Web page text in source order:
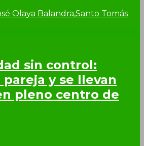
Olaya Balandra,Santo Tomás
sin control:
pareja y se llevan
pleno centro de